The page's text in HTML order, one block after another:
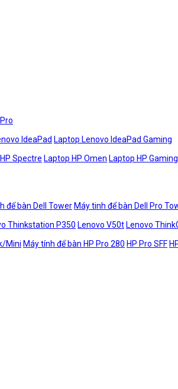
IdeaPad Laptop Lenovo IdeaPad Gaming
Spectre Laptop HP Omen Laptop HP
để bàn Dell Tower Máy tinh để bàn Dell Pro
Thinkstation P350 Lenovo V50t Lenovo
Mini Máy tính để bàn HP Pro 280 HP Pro SFF